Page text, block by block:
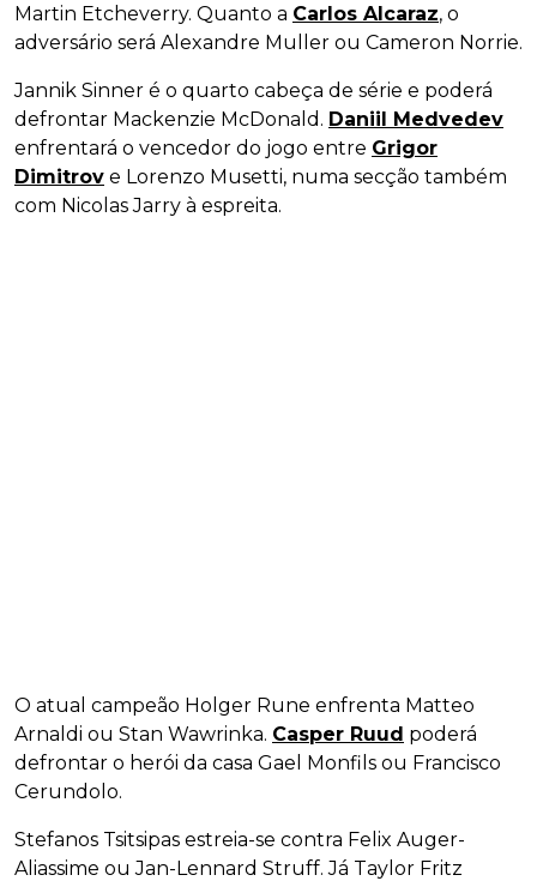
Martin Etcheverry. Quanto a Carlos Alcaraz, o
adversário será Alexandre Muller ou Cameron Norrie.
Jannik Sinner é o quarto cabeça de série e poderá
defrontar Mackenzie McDonald. Daniil Medvedev
enfrentará o vencedor do jogo entre Grigor
Dimitrov e Lorenzo Musetti, numa secção também
com Nicolas Jarry à espreita.
O atual campeão Holger Rune enfrenta Matteo
Arnaldi ou Stan Wawrinka. Casper Ruud poderá
defrontar o herói da casa Gael Monfils ou Francisco
Cerundolo.
Stefanos Tsitsipas estreia-se contra Felix Auger-
Aliassime ou Jan-Lennard Struff. Já Taylor Fritz